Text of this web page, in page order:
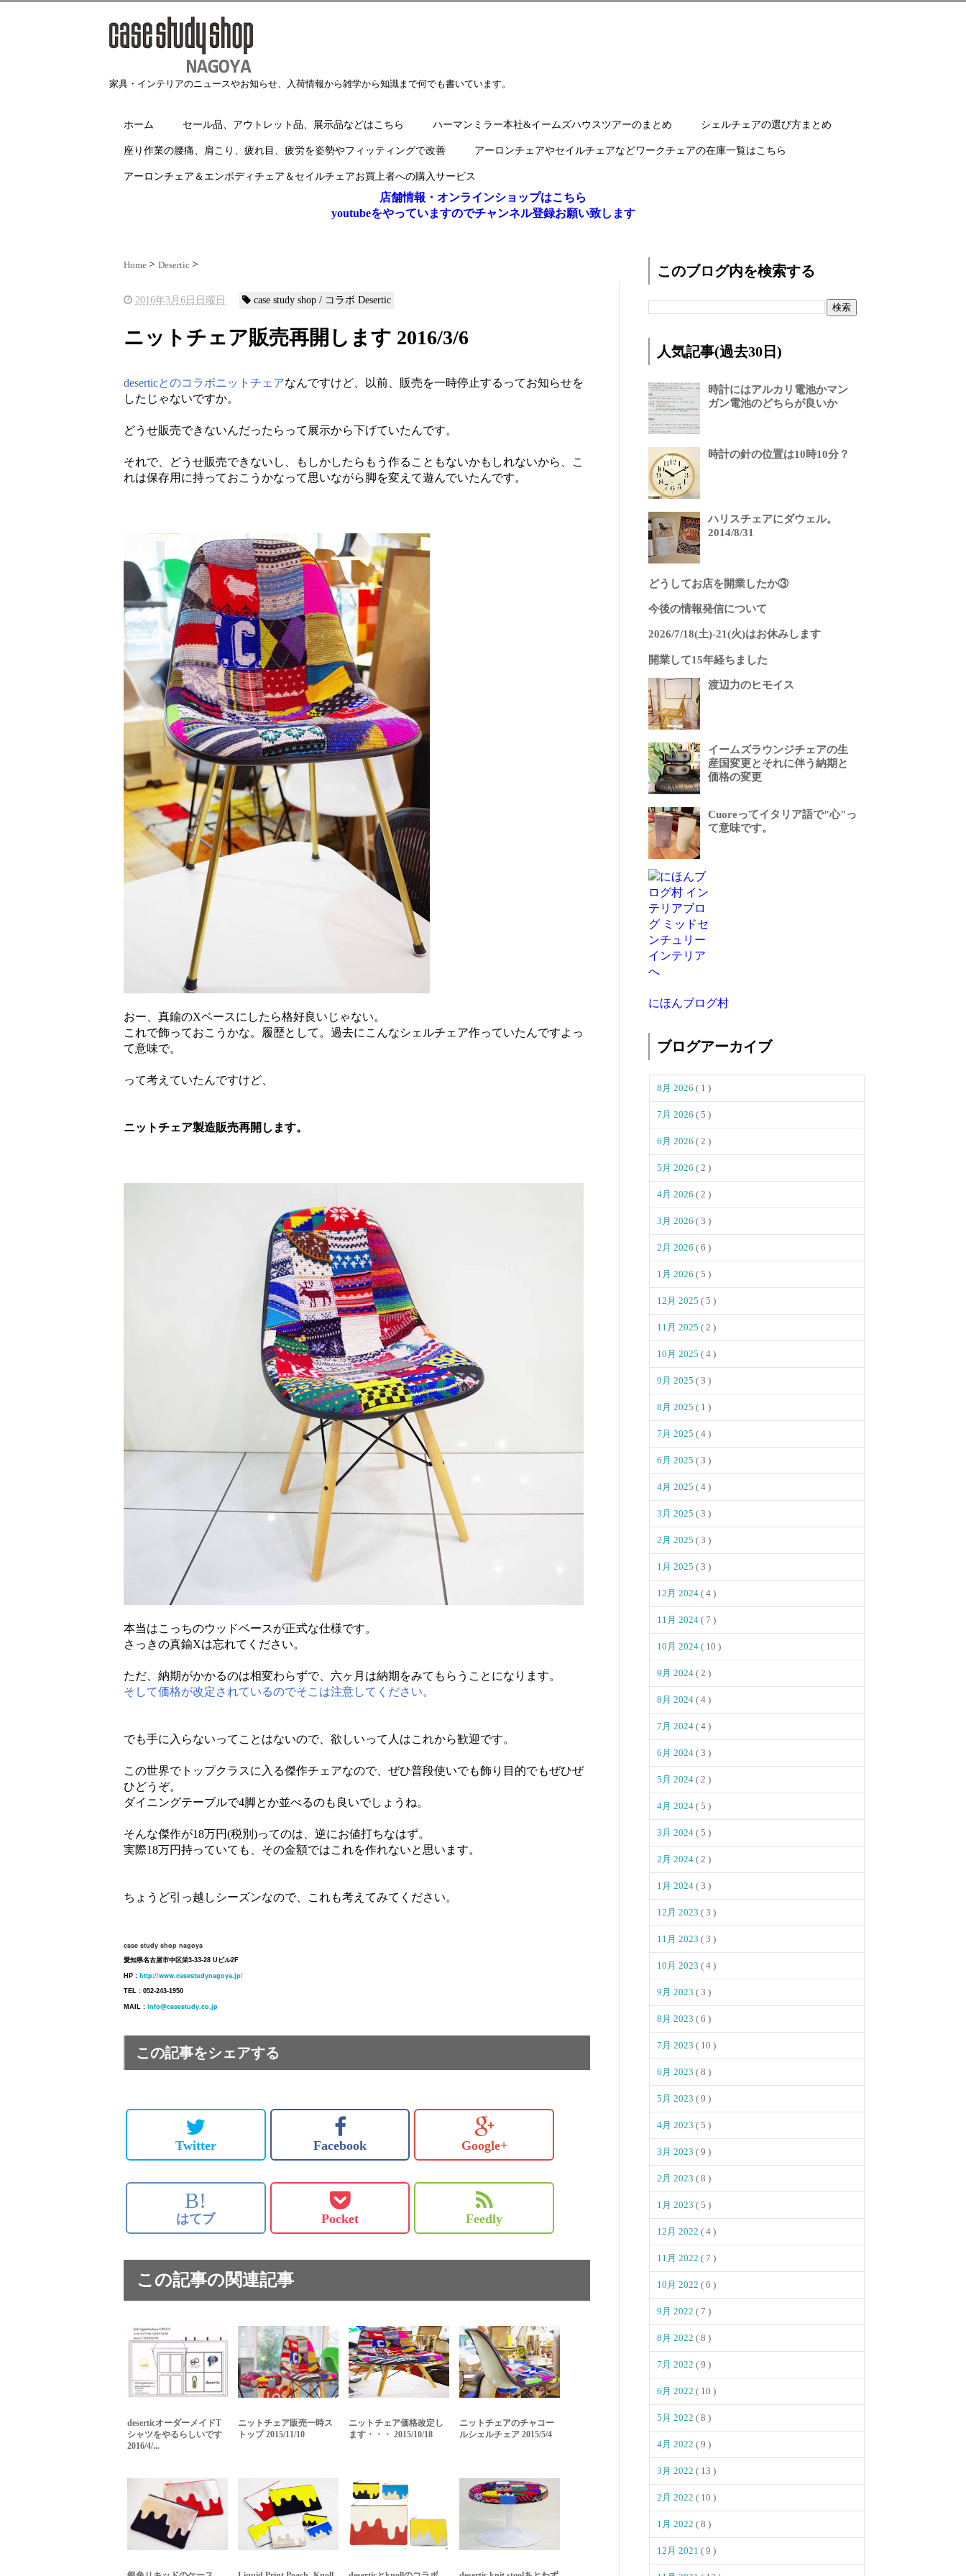
家具・インテリアのニュースやお知らせ、入荷情報から雑学から知識まで何でも書いています。
ホーム セール品、アウトレット品、展示品などはこちら ハーマンミラー本社&イームズハウスツアーのまとめ シェルチェアの選び方まとめ
座り作業の腰痛、肩こり、疲れ目、疲労を姿勢やフィッティングで改善 アーロンチェアやセイルチェアなどワークチェアの在庫一覧はこちら
アーロンチェア＆エンボディチェア＆セイルチェアお買上者への購入サービス
店舗情報・オンラインショップはこちら
youtubeをやっていますのでチャンネル登録お願い致します
Home Desertic
2016年3月6日日曜日 case study shop / コラボ Desertic
ニットチェア販売再開します 2016/3/6
deserticとのコラボニットチェアなんですけど、以前、販売を一時停止するってお知らせを
したじゃないですか。
どうせ販売できないんだったらって展示から下げていたんです。
それで、どうせ販売できないし、もしかしたらもう作ることもないかもしれないから、こ
れは保存用に持っておこうかなって思いながら脚を変えて遊んでいたんです。
おー、真鍮のXベースにしたら格好良いじゃない。
これで飾っておこうかな。履歴として。過去にこんなシェルチェア作っていたんですよっ
て意味で。
って考えていたんですけど、
ニットチェア製造販売再開します。
本当はこっちのウッドベースが正式な仕様です。
さっきの真鍮Xは忘れてください。
ただ、納期がかかるのは相変わらずで、六ヶ月は納期をみてもらうことになります。
そして価格が改定されているのでそこは注意してください。
でも手に入らないってことはないので、欲しいって人はこれから歓迎です。
この世界でトップクラスに入る傑作チェアなので、ぜひ普段使いでも飾り目的でもぜひぜ
ひどうぞ。
ダイニングテーブルで4脚とか並べるのも良いでしょうね。
そんな傑作が18万円(税別)ってのは、逆にお値打ちなはず。
実際18万円持っていても、その金額ではこれを作れないと思います。
ちょうど引っ越しシーズンなので、これも考えてみてください。
case study shop nagoya
愛知県名古屋市中区栄3-33-28 Uビル2F
HP : http://www.casestudynagoya.jp/
TEL : 052-243-1950
MAIL : info@casestudy.co.jp
この記事をシェアする
Twitter Facebook Google+
B!
はてブ Pocket Feedly
この記事の関連記事
deserticオーダーメイドT
シャツをやるらしいです
2016/4/...
ニットチェア販売一時ス
トップ 2015/11/10
ニットチェア価格改定し
ます・・・ 2015/10/18
ニットチェアのチャコー
ルシェルチェア 2015/5/4
このブログ内を検索する
人気記事(過去30日)
時計にはアルカリ電池かマン
ガン電池のどちらが良いか
時計の針の位置は10時10分？
ハリスチェアにダウェル。
2014/8/31
どうしてお店を開業したか③
今後の情報発信について
2026/7/18(土)-21(火)はお休みします
開業して15年経ちました
渡辺力のヒモイス
イームズラウンジチェアの生
産国変更とそれに伴う納期と
価格の変更
Cuoreってイタリア語で"心"っ
て意味です。
にほんブログ村
ブログアーカイブ
8月 2026 ( 1 )
7月 2026 ( 5 )
6月 2026 ( 2 )
5月 2026 ( 2 )
4月 2026 ( 2 )
3月 2026 ( 3 )
2月 2026 ( 6 )
1月 2026 ( 5 )
12月 2025 ( 5 )
11月 2025 ( 2 )
10月 2025 ( 4 )
9月 2025 ( 3 )
8月 2025 ( 1 )
7月 2025 ( 4 )
6月 2025 ( 3 )
4月 2025 ( 4 )
3月 2025 ( 3 )
2月 2025 ( 3 )
1月 2025 ( 3 )
12月 2024 ( 4 )
11月 2024 ( 7 )
10月 2024 ( 10 )
9月 2024 ( 2 )
8月 2024 ( 4 )
7月 2024 ( 4 )
6月 2024 ( 3 )
5月 2024 ( 2 )
4月 2024 ( 5 )
3月 2024 ( 5 )
2月 2024 ( 2 )
1月 2024 ( 3 )
12月 2023 ( 3 )
11月 2023 ( 3 )
10月 2023 ( 4 )
9月 2023 ( 3 )
8月 2023 ( 6 )
7月 2023 ( 10 )
6月 2023 ( 8 )
5月 2023 ( 9 )
4月 2023 ( 5 )
3月 2023 ( 9 )
2月 2023 ( 8 )
1月 2023 ( 5 )
12月 2022 ( 4 )
11月 2022 ( 7 )
10月 2022 ( 6 )
9月 2022 ( 7 )
8月 2022 ( 8 )
7月 2022 ( 9 )
6月 2022 ( 10 )
5月 2022 ( 8 )
4月 2022 ( 9 )
3月 2022 ( 13 )
2月 2022 ( 10 )
1月 2022 ( 8 )
12月 2021 ( 9 )